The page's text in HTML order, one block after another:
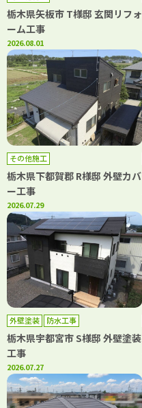
栃木県矢板市 T様邸 玄関リフォ
ーム工事
2026.08.01
その他施工
栃木県下都賀郡 R様邸 外壁カバ
ー工事
2026.07.29
外壁塗装 防水工事
栃木県宇都宮市 S様邸 外壁塗装
工事
2026.07.27